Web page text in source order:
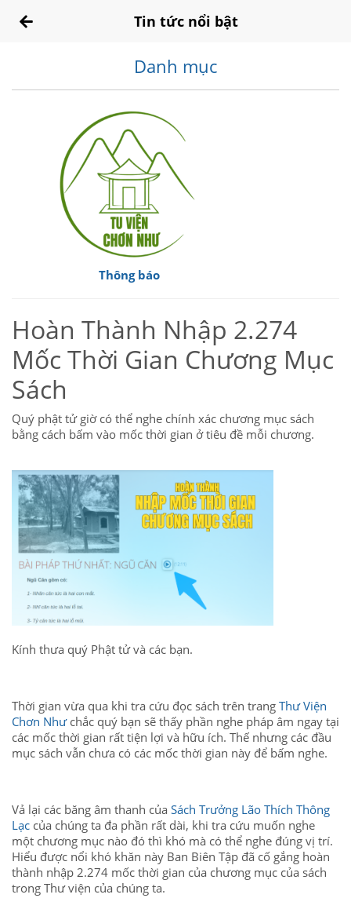
Tin tức nổi bật
Danh mục
Thông báo
Hoàn Thành Nhập 2.274
Mốc Thời Gian Chương Mục
Sách
Quý phật tử giờ có thể nghe chính xác chương mục sách
bằng cách bấm vào mốc thời gian ở tiêu đề mỗi chương.
Kính thưa quý Phật tử và các bạn.
Thời gian vừa qua khi tra cứu đọc sách trên trang Thư Viện
Chơn Nhưchắc quý bạn sẽ thấy phần nghe pháp âm ngay tại
các mốc thời gian rất tiện lợi và hữu ích. Thế nhưng các đầu
mục sách vẫn chưa có các mốc thời gian này để bấm nghe.
Vả lại các băng âm thanh của Sách Trưởng Lão Thích Thông
Lạc của chúng ta đa phần rất dài, khi tra cứu muốn nghe
một chương mục nào đó thì khó mà có thể nghe đúng vị trí.
Hiểu được nổi khó khăn này Ban Biên Tập đã cố gắng hoàn
thành nhập 2.274 mốc thời gian của chương mục của sách
trong Thư viện của chúng ta.